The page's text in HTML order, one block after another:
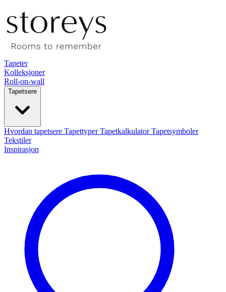
Tapeter
Kolleksjoner
Roll-on-wall
Tapetsere
Hvordan tapetsere TapettyperTapetkalkulatorTapetsymboler
Tekstiler
Inspirasjon